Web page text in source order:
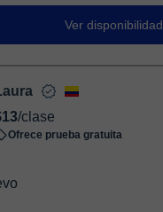
Ver disponibilidad
/clase
Ofrece prueba gratuita